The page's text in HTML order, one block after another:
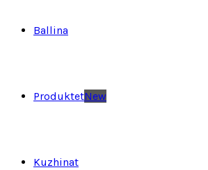
Ballina
ProduktetNew
Kuzhinat